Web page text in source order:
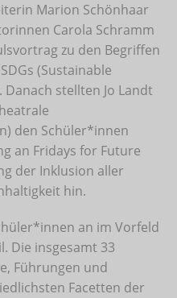
Marion Schönhaar
Carola Schramm
zu den Begriffen
(Sustainable
stellten Jo Landt
den Schüler*innen
an Fridays for Future
der Inklusion aller
hin.
an im Vorfeld
Die insgesamt 33
Führungen und
Facetten der